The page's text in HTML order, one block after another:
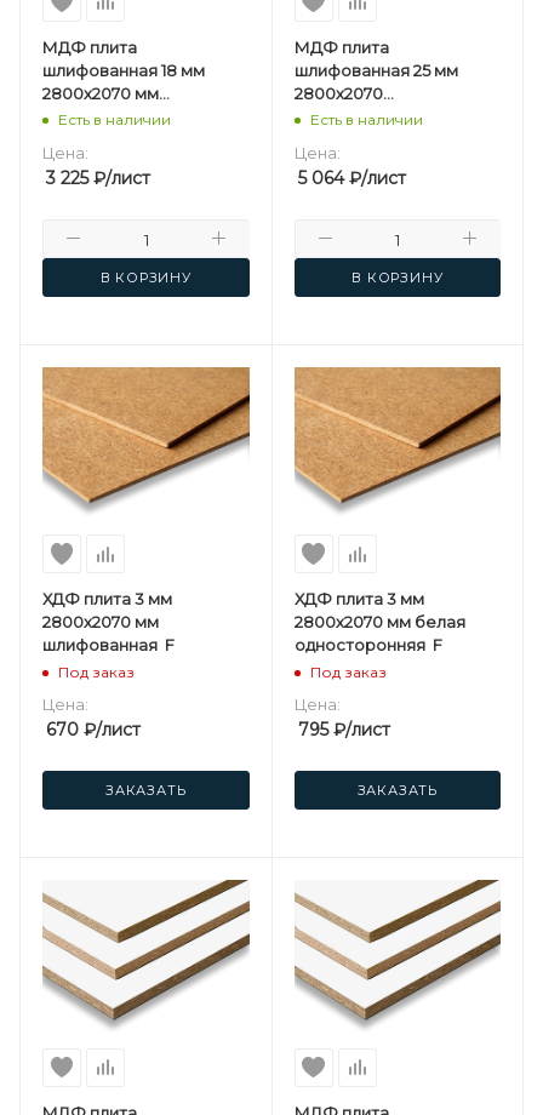
МДФ плита
шлифованная 18 мм
2800х2070 мм
Kastamonu F
Есть в наличии
Цена:
3 225₽/лист
В КОРЗИНУ
МДФ плита
шлифованная 25 мм
2800х2070
мм Kastamonu F
Есть в наличии
Цена:
5 064₽/лист
В КОРЗИНУ
ХДФ плита 3 мм
2800х2070 мм
шлифованная F
Под заказ
Цена:
670 ₽/лист
ЗАКАЗАТЬ
ХДФ плита 3 мм
2800х2070 мм белая
односторонняя F
Под заказ
Цена:
795₽/лист
ЗАКАЗАТЬ